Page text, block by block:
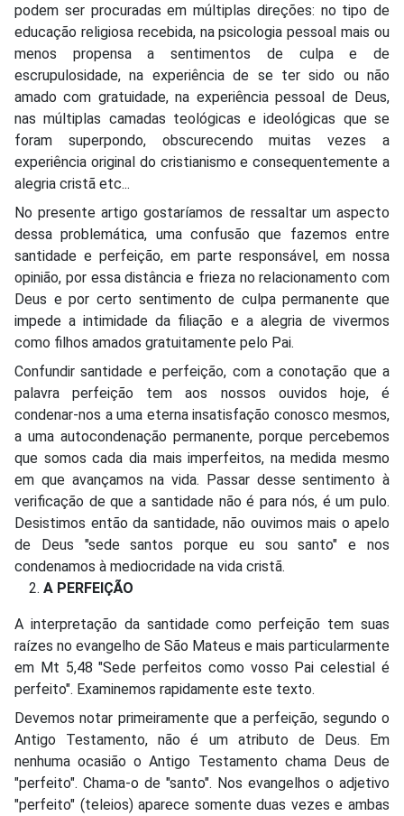
podem ser procuradas em múltiplas direções: no tipo de
educação religiosa recebida, na psicologia pessoal mais ou
menos propensa a sentimentos de culpa e de
escrupulosidade, na experiência de se ter sido ou não
amado com gratuidade, na experiência pessoal de Deus,
nas múltiplas camadas teológicas e ideológicas que se
foram superpondo, obscurecendo muitas vezes a
experiência original do cristianismo e consequentemente a
alegria cristã etc...
No presente artigo gostaríamos de ressaltar um aspecto
dessa problemática, uma confusão que fazemos entre
santidade e perfeição, em parte responsável, em nossa
opinião, por essa distância e frieza no relacionamento com
Deus e por certo sentimento de culpa permanente que
impede a intimidade da filiação e a alegria de vivermos
como filhos amados gratuitamente pelo Pai.
Confundir santidade e perfeição, com a conotação que a
palavra perfeição tem aos nossos ouvidos hoje, é
condenar-nos a uma eterna insatisfação conosco mesmos,
a uma autocondenação permanente, porque percebemos
que somos cada dia mais imperfeitos, na medida mesmo
em que avançamos na vida. Passar desse sentimento à
verificação de que a santidade não é para nós, é um pulo.
Desistimos então da santidade, não ouvimos mais o apelo
de Deus "sede santos porque eu sou santo" e nos
condenamos à mediocridade na vida cristã.
A PERFEIÇÃO
A interpretação da santidade como perfeição tem suas
raízes no evangelho de São Mateus e mais particularmente
em Mt 5,48 "Sede perfeitos como vosso Pai celestial é
perfeito". Examinemos rapidamente este texto.
Devemos notar primeiramente que a perfeição, segundo o
Antigo Testamento, não é um atributo de Deus. Em
nenhuma ocasião o Antigo Testamento chama Deus de
"perfeito". Chama-o de "santo". Nos evangelhos o adjetivo
"perfeito" (teleios) aparece somente duas vezes e ambas